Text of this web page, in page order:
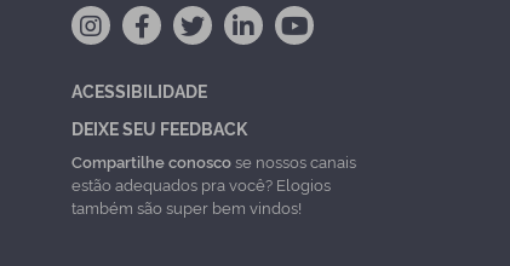
ACESSIBILIDADE
DEIXE SEU FEEDBACK
Compartilhe conoscose nossos canais
estão adequados pra você? Elogios
também são super bem vindos!